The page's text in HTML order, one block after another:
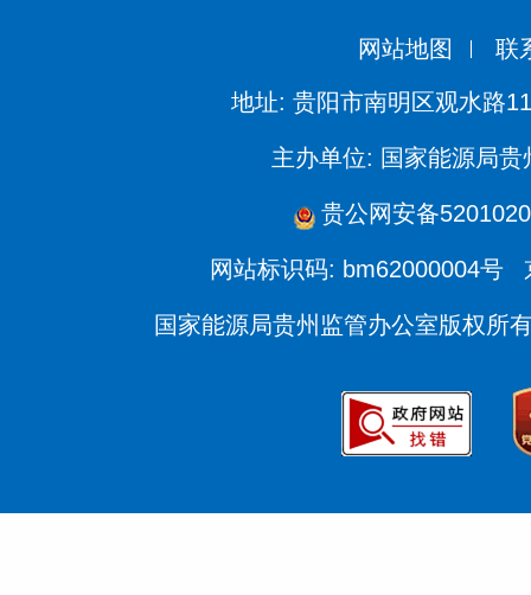
网站地图 联
地址: 贵阳市南明区观水路
主办单位: 国家能源局贵
贵公网安备
网站标识码: bm62000004号
国家能源局贵州监管办公室版权所